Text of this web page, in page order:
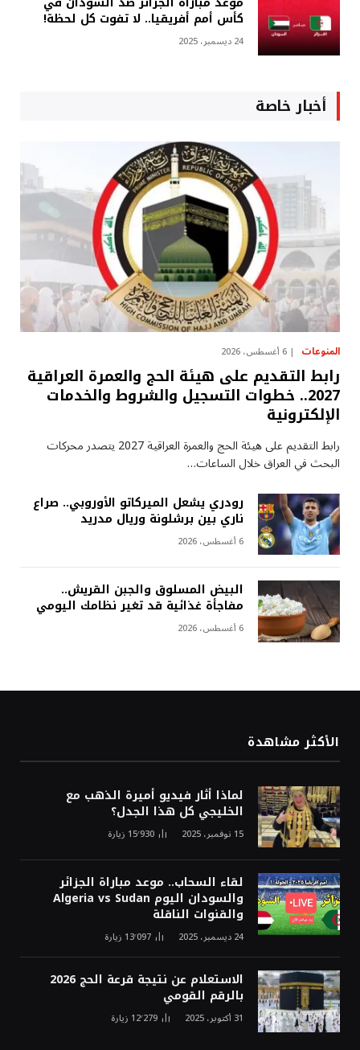
كأس أمم أفريقيا.. لا تفوت كل لحظة!
24 ديسمبر، 2025
أخبار خاصة
المنوعات 6 أغسطس، 2026
رابط التقديم على هيئة الحج والعمرة العراقية
2027.. خطوات التسجيل والشروط والخدمات
الإلكترونية
رابط التقديم على هيئة الحج والعمرة العراقية 2027 يتصدر محركات
البحث في العراق خلال الساعات…
رودري يشعل الميركاتو الأوروبي.. صراع
ناري بين برشلونة وريال مدريد
6 أغسطس، 2026
البيض المسلوق والجبن القريش..
مفاجأة غذائية قد تغير نظامك اليومي
6 أغسطس، 2026
الأكثر مشاهدة
لماذا أثار فيديو أميرة الذهب مع
الخليجي كل هذا الجدل؟
15 نوفمبر، 2025 15٬930 زيارة
لقاء السحاب.. موعد مباراة الجزائر
والسودان اليوم Algeria vs Sudan
والقنوات الناقلة
24 ديسمبر، 2025 13٬097 زيارة
الاستعلام عن نتيجة قرعة الحج 2026
بالرقم القومي
31 أكتوبر، 2025 12٬279 زيارة